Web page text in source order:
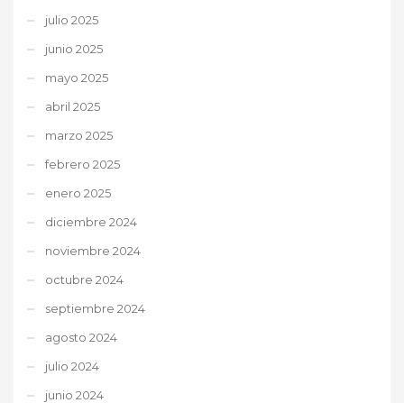
julio 2025
junio 2025
mayo 2025
abril 2025
marzo 2025
febrero 2025
enero 2025
diciembre 2024
noviembre 2024
octubre 2024
septiembre 2024
agosto 2024
julio 2024
junio 2024